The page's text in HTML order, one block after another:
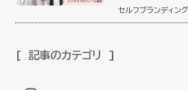
セルフブランディング
記事のカテゴリ